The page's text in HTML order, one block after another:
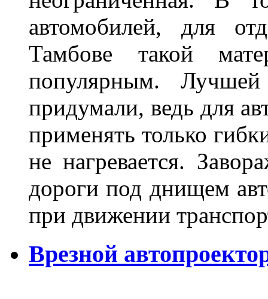
автомобилей, для
Тамбове такой
популярным.
придумали, ведь для
применять только
не нагревается.
дороги под днищем
при движении
Врезной